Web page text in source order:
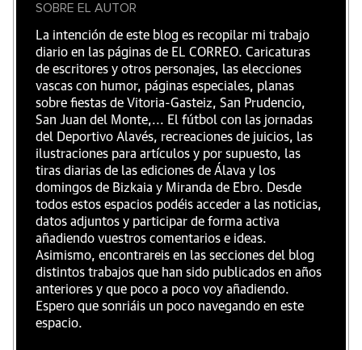
SOBRE EL AUTOR
La intención de este blog es recopilar mi trabajo
diario en las páginas de EL CORREO. Caricaturas
de escritores y otros personajes, las elecciones
vascas con humor, páginas especiales, planas
sobre fiestas de Vitoria-Gasteiz, San Prudencio,
San Juan del Monte,... El fútbol con las jornadas
del Deportivo Alavés, recreaciones de juicios, las
ilustraciones para artículos y por supuesto, las
tiras diarias de las ediciones de Álava y los
domingos de Bizkaia y Miranda de Ebro. Desde
todos estos espacios podéis acceder a las noticias,
datos adjuntos y participar de forma activa
añadiendo vuestros comentarios e ideas.
Asimismo, encontrareis en las secciones del blog
distintos trabajos que han sido publicados en años
anteriores y que poco a poco voy añadiendo.
Espero que sonriáis un poco navegando en este
espacio.